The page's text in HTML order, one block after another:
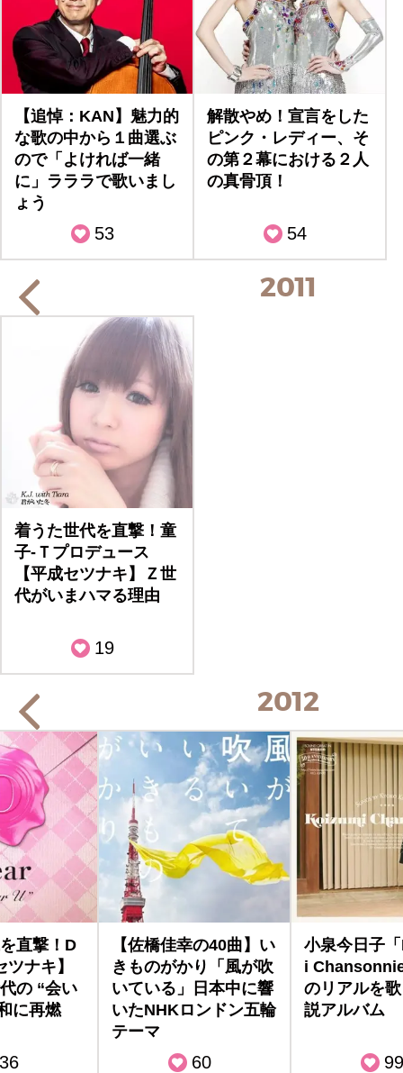
【追悼：KAN】魅力的
な歌の中から１曲選ぶ
ので「よければ一緒
に」ラララで歌いまし
ょう
53
解散やめ！宣言をした
ピンク・レディー、そ
の第２幕における２人
の真骨頂！
54
2011
着うた世代を直撃！童
子-Ｔプロデュース
【平成セツナキ】Ｚ世
代がいまハマる理由
19
2012
直撃！D
ナキ】
の “会い
に再燃
36
【佐橋佳幸の40曲】い
きものがかり「風が吹
いている」日本中に響
いたNHKロンドン五輪
テーマ
60
小泉今日子
i
のリアルを
説アルバム
99